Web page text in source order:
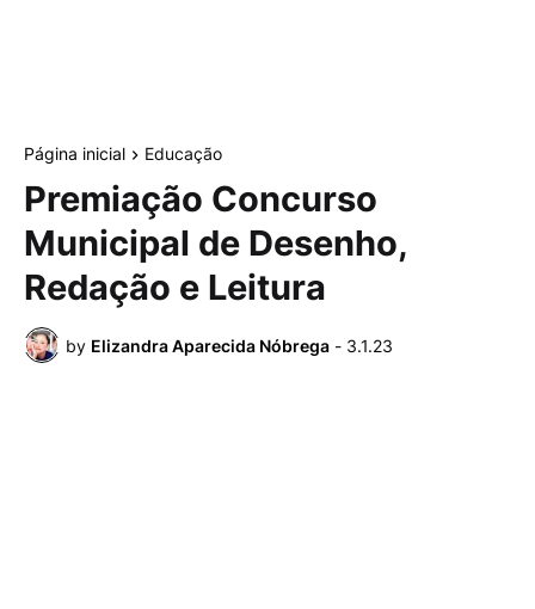
Página inicial Educação
Premiação Concurso
Municipal de Desenho,
Redação e Leitura
by Elizandra Aparecida Nóbrega - 3.1.23